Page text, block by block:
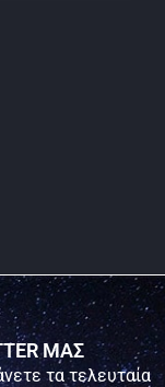
ΜΑΣ
τα τελευταία